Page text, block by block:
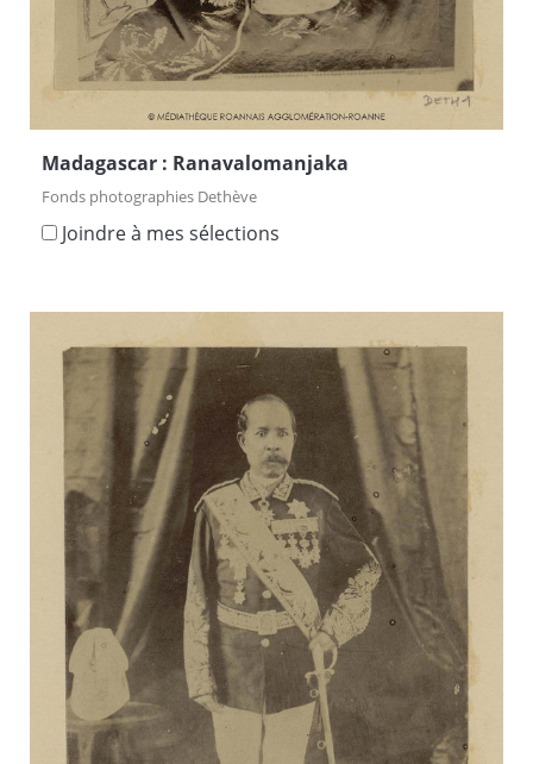
Madagascar : Ranavalomanjaka
Fonds photographies Dethève
Joindre à mes sélections